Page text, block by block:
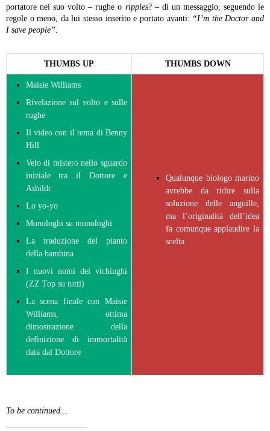
portatore nel suo volto – rughe o ripples? – di un messaggio, seguendo le
regole o meno, da lui stesso inserito e portato avanti: “I’m the Doctor and
I save people”.
THUMBS UP THUMBS DOWN
Maisie Williams
Rivelazione sul volto e sulle
rughe
Il video con il tema di Benny
Hill
Velo di mistero nello sguardo
iniziale tra il Dottore e
Ashildr
Lo yo-yo
Monologhi su monologhi
La traduzione del pianto
della bambina
I nuovi nomi dei vichinghi
(ZZ Top su tutti)
La scena finale con Maisie
Williams, ottima
dimostrazione della
definizione di immortalità
data dal Dottore
Qualunque biologo marino
avrebbe da ridire sulla
soluzione delle anguille,
ma l’originalità dell’idea
fa comunque applaudire la
scelta
To be continued…